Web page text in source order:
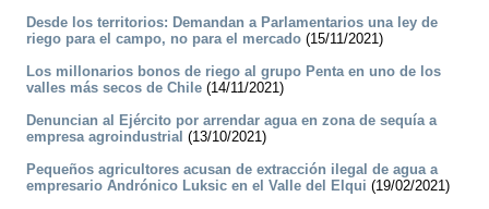
Desde los territorios: Demandan a Parlamentarios una ley de
riego para el campo, no para el mercado (15/11/2021)
Los millonarios bonos de riego al grupo Penta en uno de los
valles más secos de Chile (14/11/2021)
Denuncian al Ejército por arrendar agua en zona de sequía a
empresa agroindustrial (13/10/2021)
Pequeños agricultores acusan de extracción ilegal de agua a
empresario Andrónico Luksic en el Valle del Elqui (19/02/2021)